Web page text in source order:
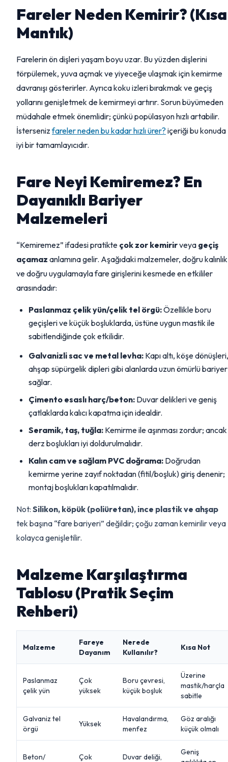
Fareler Neden Kemirir? (Kısa
Mantık)
Farelerin ön dişleri yaşam boyu uzar. Bu yüzden dişlerini
törpülemek, yuva açmak ve yiyeceğe ulaşmak için kemirme
davranışı gösterirler. Ayrıca koku izleri bırakmak ve geçiş
yollarını genişletmek de kemirmeyi artırır. Sorun büyümeden
müdahale etmek önemlidir; çünkü popülasyon hızlı artabilir.
İstersenizfareler neden bu kadar hızlı ürer? içeriği bu konuda
iyi bir tamamlayıcıdır.
Fare Neyi Kemiremez? En
Dayanıklı Bariyer
Malzemeleri
“Kemiremez” ifadesi pratikte çok zor kemirirveya geçiş
açamaz anlamına gelir. Aşağıdaki malzemeler, doğru kalınlık
ve doğru uygulamayla fare girişlerini kesmede en etkililer
arasındadır:
Paslanmaz çelik yün/çelik tel örgü:Özellikle boru
geçişleri ve küçük boşluklarda, üstüne uygun mastik ile
sabitlendiğinde çok etkilidir.
Galvanizli sac ve metal levha: Kapı altı, köşe dönüşleri,
ahşap süpürgelik dipleri gibi alanlarda uzun ömürlü bariyer
sağlar.
Çimento esaslı harç/beton: Duvar delikleri ve geniş
çatlaklarda kalıcı kapatma için idealdir.
Seramik, taş, tuğla: Kemirme ile aşınması zordur; ancak
derz boşlukları iyi doldurulmalıdır.
Kalın cam ve sağlam PVC doğrama: Doğrudan
kemirme yerine zayıf noktadan (fitil/boşluk) giriş denenir;
montaj boşlukları kapatılmalıdır.
Not: Silikon, köpük (poliüretan), ince plastik ve ahşap
tek başına “fare bariyeri” değildir; çoğu zaman kemirilir veya
kolayca genişletilir.
Malzeme Karşılaştırma
Tablosu (Pratik Seçim
Rehberi)
Malzeme
Fareye
Dayanım
Nerede
Kullanılır?
Kısa Not
Paslanmaz
çelik yün
Çok
yüksek
Boru çevresi,
küçük boşluk
Üzerine
mastik/harçla
sabitle
Galvaniz tel
örgü
Yüksek
Havalandırma,
menfez
Göz aralığı
küçük olmalı
Beton/ Çok Duvar deliği,
Geniş